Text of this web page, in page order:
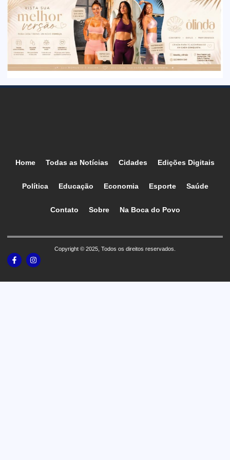
Home Todas as Notícias Cidades Edições Digitais
Política Educação Economia Esporte Saúde
Contato Sobre Na Boca do Povo
Copyright © 2025, Todos os direitos reservados.